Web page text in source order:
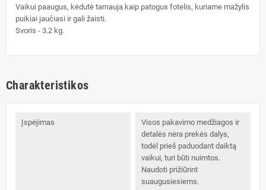
Vaikui paaugus, kėdutė tarnauja kaip patogus fotelis, kuriame mažylis
puikiai jaučiasi ir gali žaisti.
Svoris - 3.2 kg.
Charakteristikos
Įspėjimas
Visos pakavimo medžiagos ir
detalės nėra prekės dalys,
todėl prieš paduodant daiktą
vaikui, turi būti nuimtos.
Naudoti prižiūrint
suaugusiesiems.